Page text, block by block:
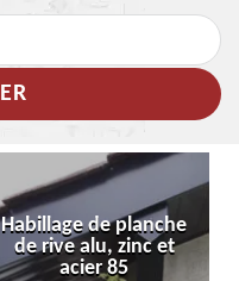
Habillage de planche
de rive alu, zinc et
acier 85